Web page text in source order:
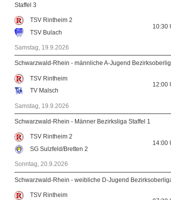
Staffel 3
TSV Rintheim 2
TSV Bulach
10:30
Samstag, 19.9.2026
Schwarzwald-Rhein - männliche A-Jugend
TSV Rintheim
TV Malsch
12:00
Samstag, 19.9.2026
Schwarzwald-Rhein - Männer Bezirksliga Staffel 1
TSV Rintheim 2
SG Sulzfeld/Bretten 2
14:00
Sonntag, 20.9.2026
Schwarzwald-Rhein - weibliche D-Jugend
TSV Rintheim